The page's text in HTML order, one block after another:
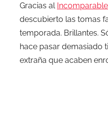
Gracias al
descubierto las tomas
temporada. Brillantes.
hace pasar demasiado
extraña que acaben